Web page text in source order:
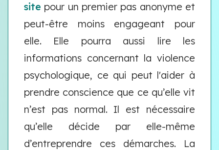
site pour un premier pas anonyme et
peut-être moins engageant pour
elle. Elle pourra aussi lire les
informations concernant la violence
psychologique, ce qui peut l'aider à
prendre conscience que ce qu’elle vit
n’est pas normal. Il est nécessaire
qu’elle décide par elle-même
d’entreprendre ces démarches.
La